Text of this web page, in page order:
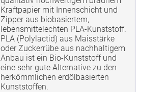
Kraftpapier mit Innenschicht und
Zipper aus biobasiertem,
lebensmittelechten PLA-Kunststoff.
PLA (Polylactid) aus Maisstärke
oder Zuckerrübe aus nachhaltigem
Anbau ist ein Bio-Kunststoff und
eine sehr gute Alternative zu den
herkömmlichen erdölbasierten
Kunststoffen.